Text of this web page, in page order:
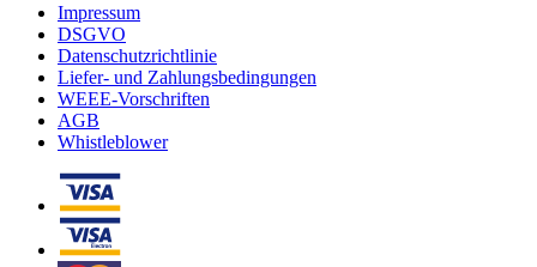
Impressum
DSGVO
Datenschutzrichtlinie
Liefer- und Zahlungsbedingungen
WEEE-Vorschriften
AGB
Whistleblower